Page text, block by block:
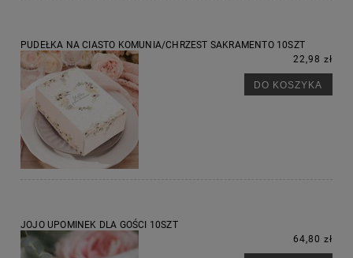
PUDEŁKA NA CIASTO KOMUNIA/CHRZEST SAKRAMENTO 10SZT
22,98 zł
DO KOSZYKA
JOJO UPOMINEK DLA GOŚCI 10SZT
64,80 zł